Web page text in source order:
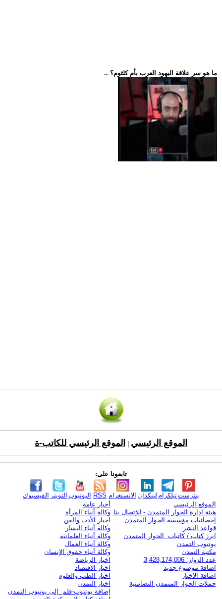
.. ما هو سر علاقة اليهود العرب بأم كلثوم؟
الموقع الرئيسي الموقع الرئيسي للكاتب-ة
تابعونا على:
الفيسبوك التويتر اليوتيوب RSS الانستغرام لينكدإن تيلكرامبنترست
الموقع الرئيسي
هيئة ادارة الحوار المتمدن - للإتصال بنا
إحصائيات مؤسسة الحوار المتمدن
قواعد النشر
ابرز كتاب / كاتبات الحوار المتمدن
يوتيوب التمدن
مكتبة التمدن
عدد الزوار: 3,428,174,006
اضافة موضوع جديد
اضافة الاخبار
حملات الحوار المتمدن التضامنية
أخبار عامة
وكالة أنباء المرأة
اخبار الأدب والفن
وكالة أنباء اليسار
وكالة أنباء العلمانية
وكالة أنباء العمال
وكالة أنباء حقوق الإنسان
اخبار الرياضة
اخبار الاقتصاد
اخبار الطب والعلوم
اخبار التمدن
إضافة يوتيوب-فلم إلى يوتيوب التمدن